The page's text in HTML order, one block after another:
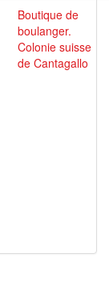
Boutique de
boulanger.
Colonie suisse
de Cantagallo